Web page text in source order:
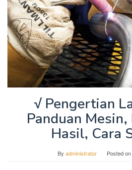
√ Pengertian
Panduan
Hasil, Cara
By administrator Posted on